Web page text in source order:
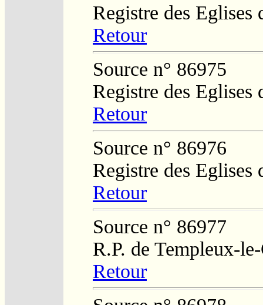
Registre des Eglises
Retour
Source n° 86975
Registre des Eglises
Retour
Source n° 86976
Registre des Eglises
Retour
Source n° 86977
R.P. de Templeux-
Retour